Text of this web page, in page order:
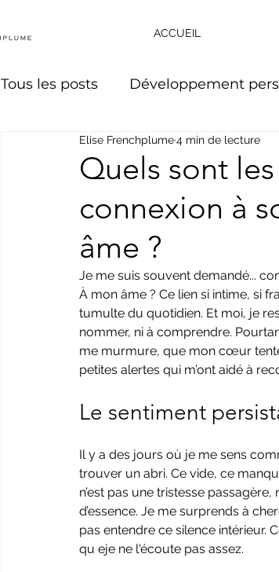
ACCUEIL
Tous les posts Développement
Regards sur la vie Journal
Quels sont
connexion à
âme ?
Elise Frenchplume4 min de lecture
Je me suis souvent demandé...
À mon âme ? Ce lien si intime, si
tumulte du quotidien. Et moi, je
nommer, ni à comprendre.
me murmure, que mon cœur
petites alertes qui m’ont aidé à
Le sentiment
Il y a des jours où je me sens
trouver un abri. Ce vide, ce
n’est pas une tristesse
d’essence. Je me surprends à
pas entendre ce silence intérieur.
qu eje ne l'écoute pas assez.